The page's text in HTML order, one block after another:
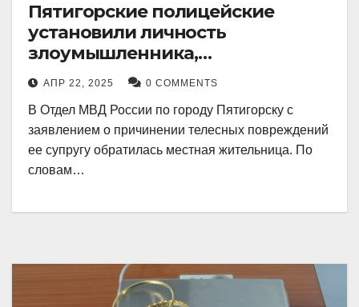
Пятигорские полицейские
установили личность
злоумышленника,
причинившего телесные
повреждения местному жителю
АПР 22, 2025 0 COMMENTS
В Отдел МВД России по городу Пятигорску с
заявлением о причинении телесных повреждений
ее супругу обратилась местная жительница. По
словам…